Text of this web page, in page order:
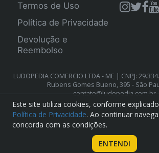
Termos de Uso
Política de Privacidade
Devolução e
Reembolso
LUDOPEDIA COMERCIO LTDA - ME | CNPJ:
Rubens Gomes Bueno, 395 - São
contato@ludopedia.com.br
Este site utiliza cookies, conforme
Política de Privacidade. Ao continuar
concorda com as condições.
ENTENDI